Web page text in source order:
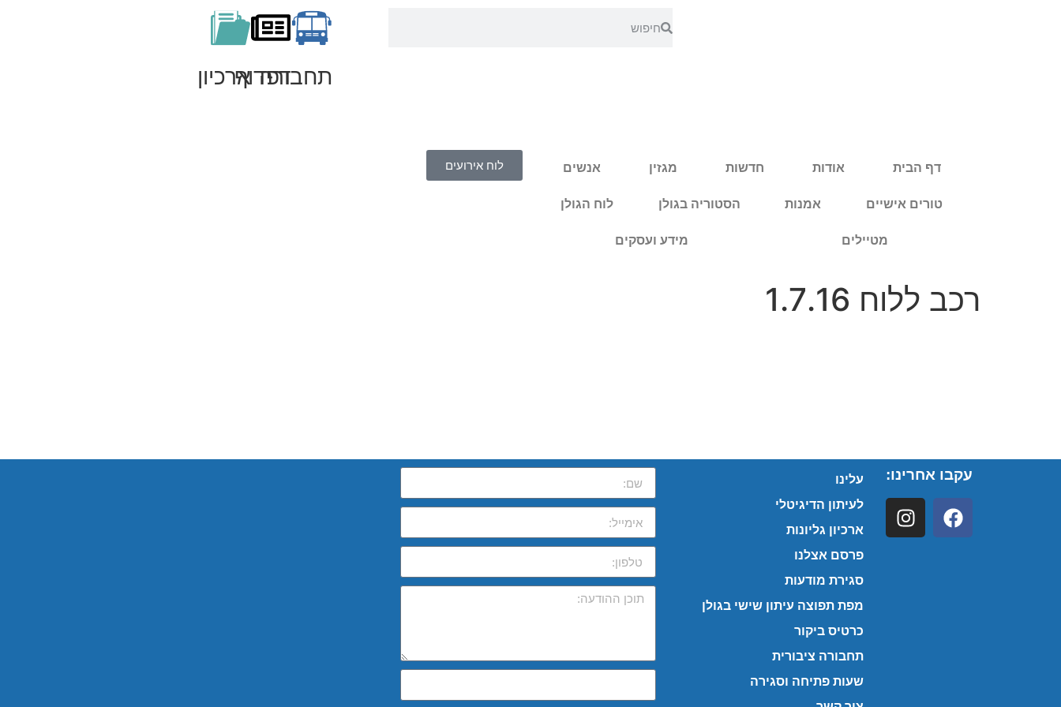
תחבורה
דפדוףארכיון
דף הבית אודות חדשות מגזין אנשים
טורים אישיים אמנות הסטוריה בגולן לוח הגולן
מטיילים מידע ועסקים
לוח אירועים
רכב ללוח 1.7.16
עקבו אחרינו:
עלינו
לעיתון הדיגיטלי
ארכיון גליונות
פרסם אצלנו
סגירת מודעות
מפת תפוצה עיתון שישי בגולן
כרטיס ביקור
תחבורה ציבורית
שעות פתיחה וסגירה